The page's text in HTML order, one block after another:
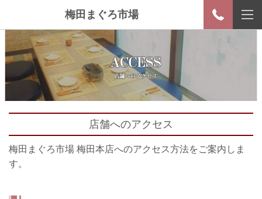
梅田まぐろ市場
店舗へのアクセス
梅田まぐろ市場 梅田本店へのアクセス方法をご案内しま
す。